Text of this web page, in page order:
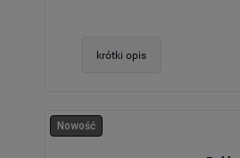
krótki opis
Nowość